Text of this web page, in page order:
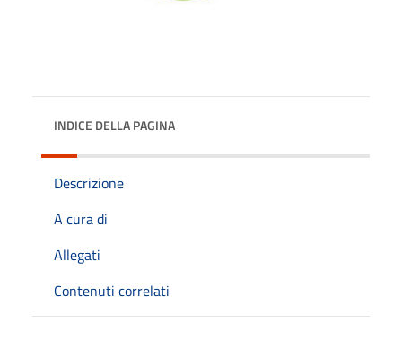
INDICE DELLA PAGINA
Descrizione
A cura di
Allegati
Contenuti correlati